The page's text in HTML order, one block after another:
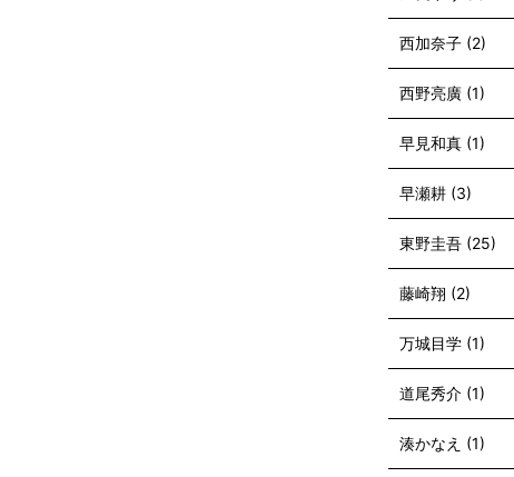
西加奈子 (2)
西野亮廣 (1)
早見和真 (1)
早瀬耕 (3)
東野圭吾 (25)
藤崎翔 (2)
万城目学 (1)
道尾秀介 (1)
湊かなえ (1)